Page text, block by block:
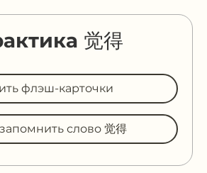
觉得
флэш-карточки
запомнить слово 觉得